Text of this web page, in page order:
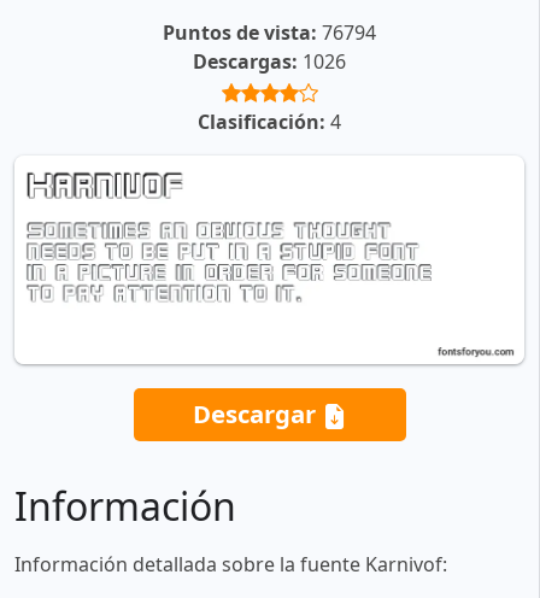
Puntos de vista: 76794
Descargas: 1026
Clasificación: 4
Descargar
Información
Información detallada sobre la fuente Karnivof: